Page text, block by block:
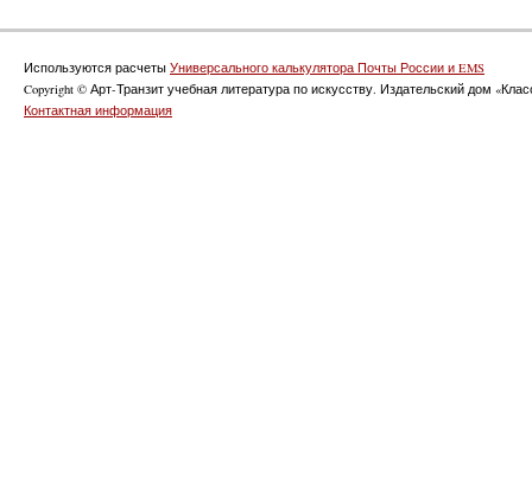
Используются расчеты Универсального калькулятора Почты России и EMS
Copyright © Арт-Транзит учебная литература по искусству. Издательский дом
Контактная информация